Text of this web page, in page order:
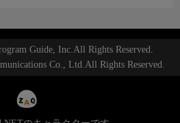
Guide, Inc.All Rights Reserved.
Co., Ltd.All Rights Reserved.